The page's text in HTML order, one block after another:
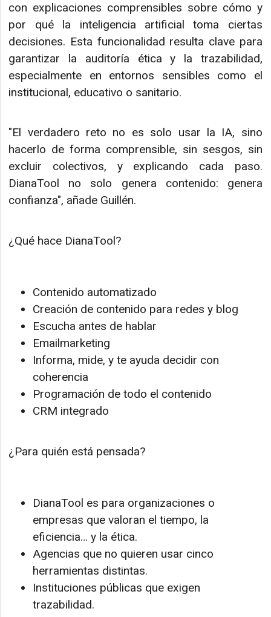
con explicaciones comprensibles sobre cómo y
por qué la inteligencia artificial toma ciertas
decisiones. Esta funcionalidad resulta clave para
garantizar la auditoría ética y la trazabilidad,
especialmente en entornos sensibles como el
institucional, educativo o sanitario.
"El verdadero reto no es solo usar la IA, sino
hacerlo de forma comprensible, sin sesgos, sin
excluir colectivos, y explicando cada paso.
DianaTool no solo genera contenido: genera
confianza", añade Guillén.
¿Qué hace DianaTool?
Contenido automatizado
Creación de contenido para redes y blog
Escucha antes de hablar
Emailmarketing
Informa, mide, y te ayuda decidir con
coherencia
Programación de todo el contenido
CRM integrado
¿Para quién está pensada?
DianaTool es para organizaciones o
empresas que valoran el tiempo, la
eficiencia… y la ética.
Agencias que no quieren usar cinco
herramientas distintas.
Instituciones públicas que exigen
trazabilidad.